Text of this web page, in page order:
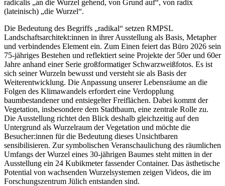
radicalis „an die Wurzel gehend, von Grund auf“, von radix
(lateinisch) „die Wurzel“.
Die Bedeutung des Begriffs „radikal“ setzen RMPSL
Landschaftsarchitekt:innen in ihrer Ausstellung als Basis, Metapher
und verbindendes Element ein. Zum Einen feiert das Büro 2026 sein
75-jähriges Bestehen und reflektiert seine Projekte der 50er und 60er
Jahre anhand einer Serie großformatiger Schwarzweißfotos. Es ist
sich seiner Wurzeln bewusst und versteht sie als Basis der
Weiterentwicklung. Die Anpassung unserer Lebensräume an die
Folgen des Klimawandels erfordert eine Verdopplung
baumbestandener und entsiegelter Freiflächen. Dabei kommt der
Vegetation, insbesondere dem Stadtbaum, eine zentrale Rolle zu.
Die Ausstellung richtet den Blick deshalb gleichzeitig auf den
Untergrund als Wurzelraum der Vegetation und möchte die
Besucher:innen für die Bedeutung dieses Unsichtbaren
sensibilisieren. Zur symbolischen Veranschaulichung des räumlichen
Umfangs der Wurzel eines 30-jährigen Baumes steht mitten in der
Ausstellung ein 24 Kubikmeter fassender Container. Das ästhetische
Potential von wachsenden Wurzelsystemen zeigen Videos, die im
Forschungszentrum Jülich entstanden sind.